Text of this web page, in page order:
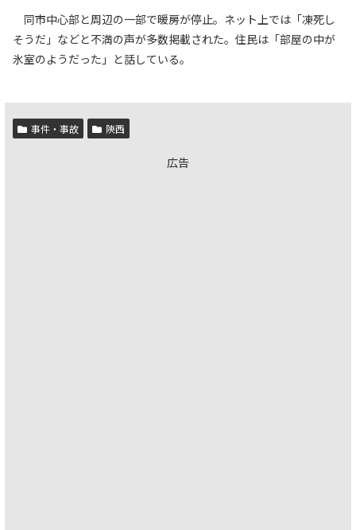
同市中心部と周辺の一部で暖房が停止。ネット上では「凍死し
そうだ」などと不満の声が多数掲載された。住民は「部屋の中が
氷室のようだった」と話している。
事件・事故 陝西
広告